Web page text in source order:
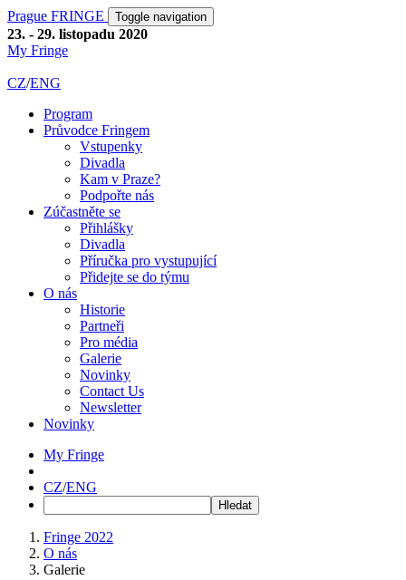
Prague FRINGE Toggle navigation
23. - 29. listopadu 2020
My Fringe
CZ/ENG
Program
Průvodce Fringem
Vstupenky
Divadla
Kam v Praze?
Podpořte nás
Zúčastněte se
Přihlášky
Divadla
Příručka pro vystupující
Přidejte se do týmu
O nás
Historie
Partneři
Pro média
Galerie
Novinky
Contact Us
Newsletter
Novinky
My Fringe
CZ/ENG
Fringe 2022
O nás
Galerie